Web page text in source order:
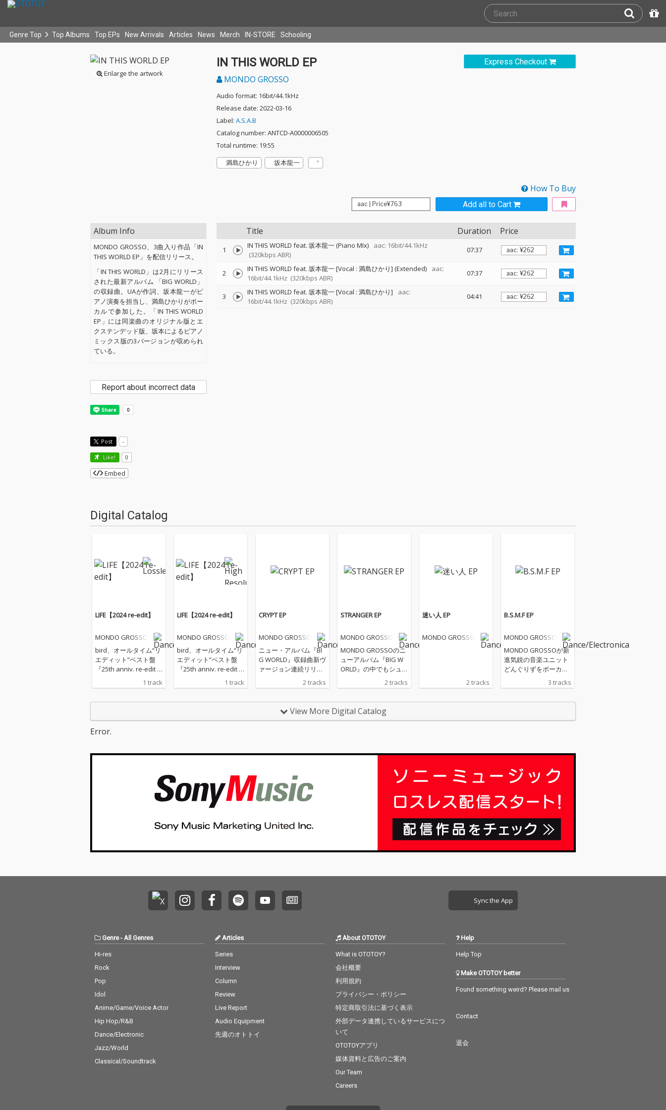
Genre Top Top Albums Top EPs New Arrivals Articles News Merch IN-STORE Schooling
Enlarge the artwork
Express Checkout
IN THIS WORLD EP
MONDO GROSSO
Audio format: 16bit/44.1kHz
Release date: 2022-03-16
Label: A.S.A.B
Catalog number: ANTCD-A0000006505
Total runtime: 19:55
満島ひかり
坂本龍一
How To Buy
Add all to Cart
Title Duration Price
1 IN THIS WORLD feat. 坂本龍一 (Piano MIx)
aac: 16bit/44.1kHz
(320kbps ABR)
07:37
2 IN THIS WORLD feat. 坂本龍一 [Vocal : 満島ひかり] (Extended)
aac:
16bit/44.1kHz (320kbps ABR)
07:37
3 IN THIS WORLD feat. 坂本龍一 [Vocal : 満島ひかり]
aac:
16bit/44.1kHz (320kbps ABR)
04:41
Album Info
MONDO GROSSO、3曲入り作品「IN
THIS WORLD EP」を配信リリース。
「IN THIS WORLD」は2月にリリース
された最新アルバム 「BIG WORLD」
の収録曲。UAが作詞、坂本龍一がピ
アノ演奏を担当し、満島ひかりがボー
カルで参加した。「IN THIS WORLD
EP」には同楽曲のオリジナル版とエ
クステンデッド版、坂本によるピアノ
ミックス版の3バージョンが収められ
ている。
Report about incorrect data
Post -
Like! 0
Embed
Digital Catalog
LIFE【2024 re-edit】
MONDO GROSSO
bird、オールタイム“リ
エディット”ベスト盤
『25th anniv. re-edit b
り「LIFE【2024 re-edi
1 track
LIFE【2024 re-edit】
MONDO GROSSO
bird、オールタイム“リ
エディット”ベスト盤
『25th anniv. re-edit b
り「LIFE【2024 re-edi
1 track
CRYPT EP
MONDO GROSSO
ニュー・アルバム『BI
G WORLD』収録曲新ヴ
ァージョン連続リリー
e Bassの生みの親Snai
2 tracks
STRANGER EP
MONDO GROSSO
MONDO GROSSOのニ
ューアルバム『BIG W
ORLD』の中でもシュ
ーゲイザー・サウンド
で齋藤飛鳥 (乃木坂46 )
わせで話題沸騰、坂道
ファンのみならず音楽
ジョンが配信開始。 新
r Mix”は、オリジナル
のシューゲイザー・サ
ったアプローチで、こ
れぞ大沢伸一というダ
ンスミュージックに変
化しており、齋藤飛鳥
(乃木坂46)のボーカル
DJ +VJ TOUR”でもフロ
2 tracks
迷い人 EP
MONDO GROSSO
2 tracks
B.S.M.F EP
MONDO GROSSO
MONDO GROSSOが新
進気鋭の音楽ユニット
どんぐりずをボーカル
に迎えた”B.S.M.F EP”が
配信開始。 大沢伸一に
ノリでFunkyなDub x I
に、もうひとつの新バ
ージョン”Dubullshit Mi
沢伸一の音楽に対する
遊び心によって、ひと
つの楽曲が次々にいろ
んな表情を魅せてい
る。
3 tracks
View More Digital Catalog
Error.
Sync the App
Genre- All Genres
Hi-res
Rock
Pop
Idol
Anime/Game/Voice Actor
Hip Hop/R&B
Dance/Electronic
Jazz/World
Classical/Soundtrack
Articles
Series
Interview
Column
Review
Live Report
Audio Equipment
先週のオトトイ
About OTOTOY
What is OTOTOY?
会社概要
利用規約
プライバシー・ポリシー
特定商取引法に基づく表示
外部データ連携しているサービスにつ
いて
OTOTOYアプリ
媒体資料と広告のご案内
Our Team
Careers
Help
Help Top
Make OTOTOY better
Found something weird? Please mail us
Contact
退会